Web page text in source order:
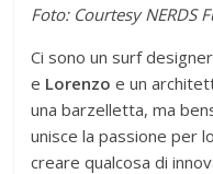
Foto: Courtesy NERDS
Ci sono un surf
e Lorenzo e un
una barzelletta, ma
unisce la passione per
creare qualcosa di